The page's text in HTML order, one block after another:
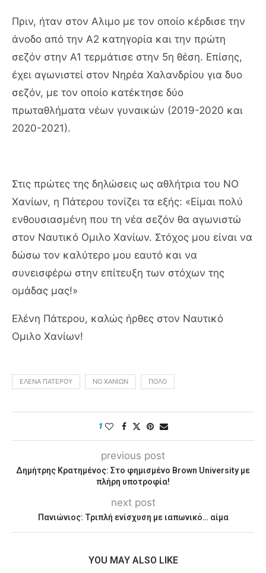
Πριν, ήταν στον Αλιμο με τον οποίο κέρδισε την
άνοδο από την Α2 κατηγορία και την πρώτη
σεζόν στην Α1 τερμάτισε στην 5η θέση. Επίσης,
έχει αγωνιστεί στον Νηρέα Χαλανδρίου για δυο
σεζόν, με τον οποίο κατέκτησε δύο
πρωταθλήματα νέων γυναικών (2019-2020 και
2020-2021).
Στις πρώτες της δηλώσεις ως αθλήτρια του ΝΟ
Χανίων, η Πάτερου τονίζει τα εξής: «Είμαι πολύ
ενθουσιασμένη που τη νέα σεζόν θα αγωνιστώ
στον Ναυτικό Ομιλο Χανίων. Στόχος μου είναι να
δώσω τον καλύτερο μου εαυτό και να
συνεισφέρω στην επίτευξη των στόχων της
ομάδας μας!»
Ελένη Πάτερου, καλώς ήρθες στον Ναυτικό
Ομιλο Χανίων!
ΈΛΕΝΑ ΠΆΤΕΡΟΥ ΝΟ ΧΑΝΊΩΝ ΠΌΛΟ
1
previous post
Δημήτρης Κρατημένος: Στο φημισμένο Brown University με
πλήρη υποτροφία!
next post
Πανιώνιος: Τριπλή ενίσχυση με ιαπωνικό… αίμα
YOU MAY ALSO LIKE